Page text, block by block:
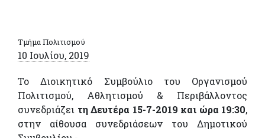
Τμήμα Πολιτισμού
10 Ιουλίου, 2019
Το Διοικητικό Συμβούλιο του Οργανισμού
Πολιτισμού, Αθλητισμού & Περιβάλλοντος
συνεδριάζει τη Δευτέρα 15-7-2019 και ώρα 19:30,
στην αίθουσα συνεδριάσεων του Δημοτικού